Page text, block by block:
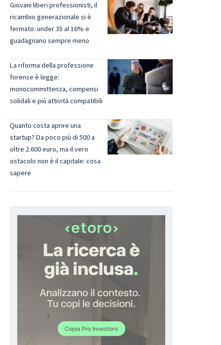
Giovani liberi professionisti, il
ricambio generazionale si è
fermato: under 35 al 16% e
guadagnano sempre meno
La riforma della professione
forense è legge:
monocommittenza, compensi
solidali e più attività compatibili
Quanto costa aprire una
startup? Da poco più di 500 a
oltre 2.600 euro, ma il vero
ostacolo non è il capitale: cosa
sapere